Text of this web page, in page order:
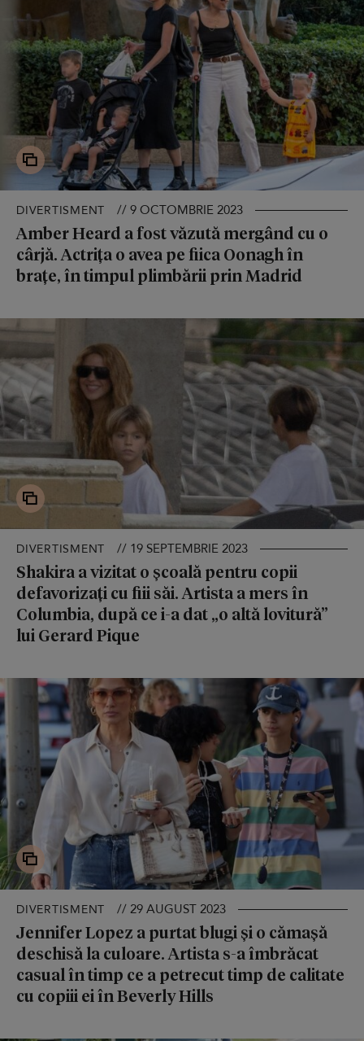
DIVERTISMENT // 9 OCTOMBRIE 2023
Amber Heard a fost văzută mergând cu o
cârjă. Actrița o avea pe fiica Oonagh în
brațe, în timpul plimbării prin Madrid
DIVERTISMENT // 19 SEPTEMBRIE 2023
Shakira a vizitat o școală pentru copii
defavorizați cu fiii săi. Artista a mers în
Columbia, după ce i-a dat „o altă lovitură”
lui Gerard Pique
DIVERTISMENT // 29 AUGUST 2023
Jennifer Lopez a purtat blugi și o cămașă
deschisă la culoare. Artista s-a îmbrăcat
casual în timp ce a petrecut timp de calitate
cu copiii ei în Beverly Hills